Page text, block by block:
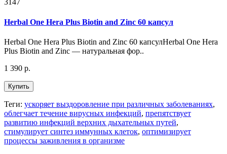
3147
Herbal One Hera Plus Biotin and Zinc 60 капсул
Herbal One Hera Plus Biotin and Zinc 60 капсулHerbal One Hera
Plus Biotin and Zinc — натуральная фор..
1 390 р.
Купить
Теги: ускоряет выздоровление при различных заболеваниях,
облегчает течение вирусных инфекций, препятствует
развитию инфекций верхних дыхательных путей,
стимулирует синтез иммунных клеток, оптимизирует
процессы заживления в организме